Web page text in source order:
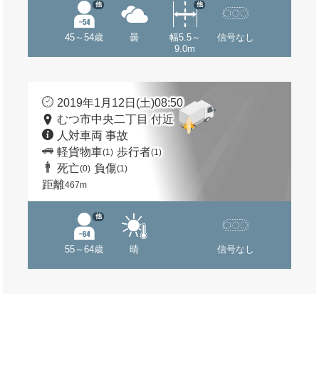
45～54歳
他
曇
幅5.5～
9.0m
他
信号なし
2019年1月12日(土)08:50
むつ市中央二丁目 付近
人対車両 事故
軽貨物車(1) 歩行者(1)
死亡(0) 負傷(1)
距離467m
55～64歳
他
晴 信号なし